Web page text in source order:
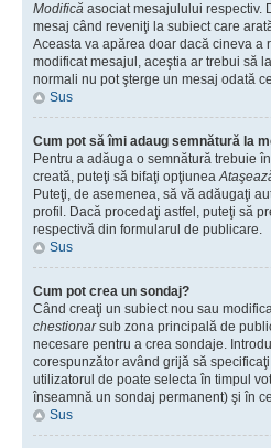
Modifică asociat mesajulului respectiv.
mesaj când reveniţi la subiect care
Aceasta va apărea doar dacă cineva a
modificat mesajul, aceştia ar trebui să
normali nu pot şterge un mesaj odată
Sus
Cum pot să îmi adaug semnătură la
Pentru a adăuga o semnătură trebuie
creată, puteţi să bifaţi opţiunea
Puteţi, de asemenea, să vă adăugaţi
profil. Dacă procedaţi astfel, puteţi să
respectivă din formularul de publicare.
Sus
Cum pot crea un sondaj?
Când creaţi un subiect nou sau
chestionarsub zona principală de
necesare pentru a crea sondaje.
corespunzător având grijă să
utilizatorul de poate selecta în timpul
înseamnă un sondaj permanent) şi în
Sus